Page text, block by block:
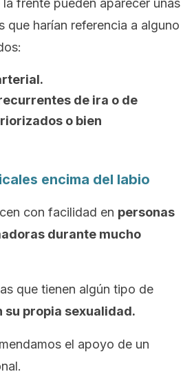
la frente pueden aparecer unas
que harían referencia a alguno
de ira o de
o bien
encima del labio
con facilidad en personas
durante mucho
que tienen algún tipo de
propia sexualidad.
el apoyo de un